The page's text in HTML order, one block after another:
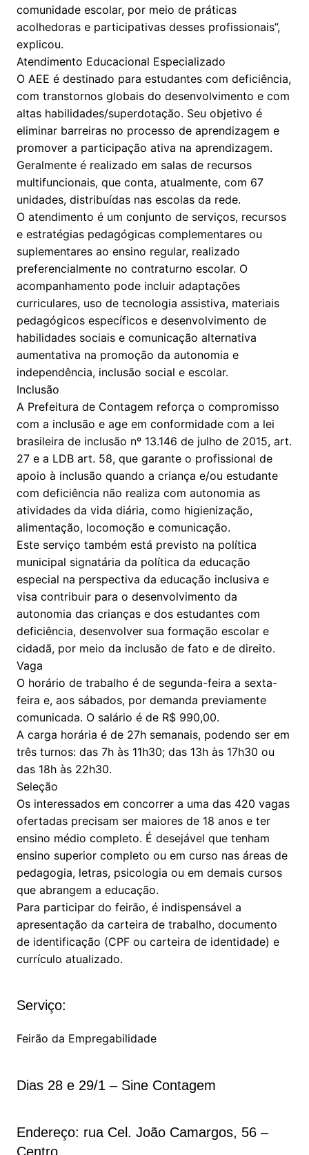
comunidade escolar, por meio de práticas
acolhedoras e participativas desses profissionais”,
explicou.
Atendimento Educacional Especializado
O AEE é destinado para estudantes com deficiência,
com transtornos globais do desenvolvimento e com
altas habilidades/superdotação. Seu objetivo é
eliminar barreiras no processo de aprendizagem e
promover a participação ativa na aprendizagem.
Geralmente é realizado em salas de recursos
multifuncionais, que conta, atualmente, com 67
unidades, distribuídas nas escolas da rede.
O atendimento é um conjunto de serviços, recursos
e estratégias pedagógicas complementares ou
suplementares ao ensino regular, realizado
preferencialmente no contraturno escolar. O
acompanhamento pode incluir adaptações
curriculares, uso de tecnologia assistiva, materiais
pedagógicos específicos e desenvolvimento de
habilidades sociais e comunicação alternativa
aumentativa na promoção da autonomia e
independência, inclusão social e escolar.
Inclusão
A Prefeitura de Contagem reforça o compromisso
com a inclusão e age em conformidade com a lei
brasileira de inclusão nº 13.146 de julho de 2015, art.
27 e a LDB art. 58, que garante o profissional de
apoio à inclusão quando a criança e/ou estudante
com deficiência não realiza com autonomia as
atividades da vida diária, como higienização,
alimentação, locomoção e comunicação.
Este serviço também está previsto na política
municipal signatária da política da educação
especial na perspectiva da educação inclusiva e
visa contribuir para o desenvolvimento da
autonomia das crianças e dos estudantes com
deficiência, desenvolver sua formação escolar e
cidadã, por meio da inclusão de fato e de direito.
Vaga
O horário de trabalho é de segunda-feira a sexta-
feira e, aos sábados, por demanda previamente
comunicada. O salário é de R$ 990,00.
A carga horária é de 27h semanais, podendo ser em
três turnos: das 7h às 11h30; das 13h às 17h30 ou
das 18h às 22h30.
Seleção
Os interessados em concorrer a uma das 420 vagas
ofertadas precisam ser maiores de 18 anos e ter
ensino médio completo. É desejável que tenham
ensino superior completo ou em curso nas áreas de
pedagogia, letras, psicologia ou em demais cursos
que abrangem a educação.
Para participar do feirão, é indispensável a
apresentação da carteira de trabalho, documento
de identificação (CPF ou carteira de identidade) e
currículo atualizado.
Serviço:
Feirão da Empregabilidade
Dias 28 e 29/1 – Sine Contagem
Endereço: rua Cel. João Camargos, 56 –
Centro